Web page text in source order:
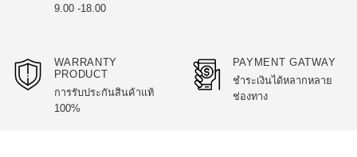
9.00 -18.00
WARRANTY
PRODUCT
การรับประกันสินค้าแท้
100%
PAYMENT GATWAY
ชำระเงินได้หลากหลาย
ช่องทาง